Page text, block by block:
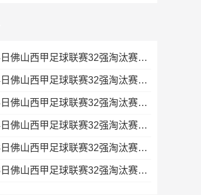
08月04日佛山西甲足球联赛32强淘汰赛肇庆恒骏成VS三七互娱全场录像
08月04日佛山西甲足球联赛32强淘汰赛广东西南建设VS香港圣徒全场录像
08月04日佛山西甲足球联赛32强淘汰赛贪玩游戏VS美的薪火全场录像
08月04日佛山西甲足球联赛32强淘汰赛藝品高國際VS湛江狂狼·粵辉能源全场录像
08月03日佛山西甲足球联赛32强淘汰赛大塘控股VS茂名市点都得全场录像
08月03日佛山西甲足球联赛32强淘汰赛广东客家青年VS广州英华思力U17全场录像